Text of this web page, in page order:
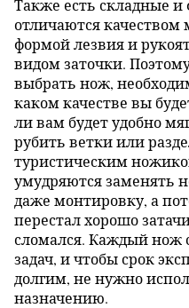
Также есть складные
отличаются качеством
формой лезвия и
видом заточки.
выбрать нож,
каком качестве вы
ли вам будет удобно
рубить ветки или
туристическим
умудряются заменять
даже монтировку, а
перестал хорошо
сломался. Каждый нож
задач, и чтобы срок
долгим, не нужно
назначению.